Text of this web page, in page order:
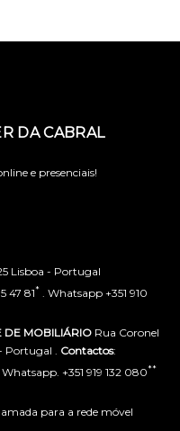
DA CABRAL
e presenciais!
Lisboa - Portugal
47 81* . Whatsapp +351 910
DE MOBILIÁRIO Rua Coronel
Portugal . Contactos:
. Whatsapp. +351 919 132 080**
para a rede móvel